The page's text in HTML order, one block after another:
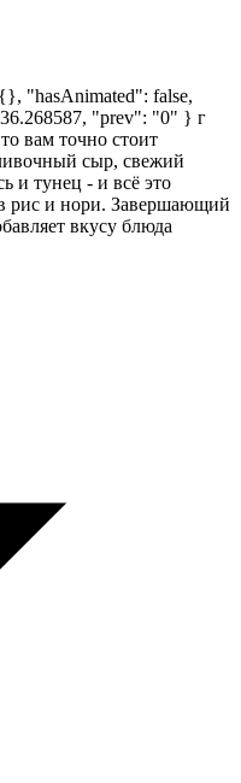
"hasAnimated": false,
"prev": "0" } г
вам точно стоит
сыр, свежий
и тунец - и всё это
в рис и нори. Завершающий
вкусу блюда